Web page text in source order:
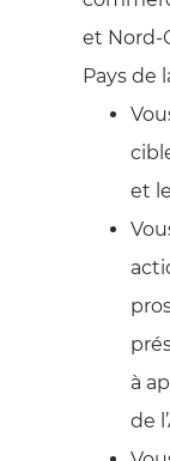
et Nord-
Pays de
et
à
de